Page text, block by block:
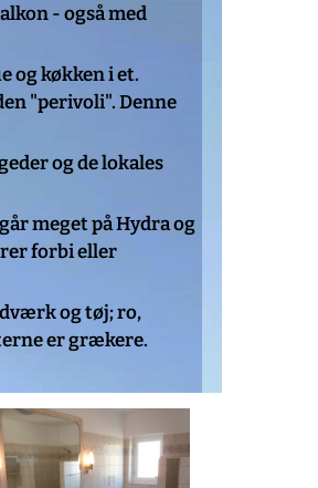
- også med
og køkken i et.
"perivoli". Denne
og de lokales
meget på Hydra og
forbi eller
og tøj; ro,
er grækere.